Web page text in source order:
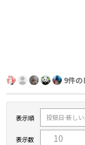
9件の
表示順
表示数